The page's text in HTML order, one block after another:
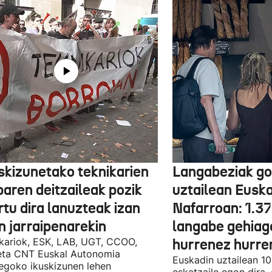
teknikarien
deitzaileak pozik
dira lanuzteak izan
jarraipenarekin
ESK, LAB, UGT, CCOO,
CNT Euskal Autonomia
ikuskizunen lehen
Langabeziak
uztailean
Nafarroan:
langabe
hurrenez
Euskadin uztailean